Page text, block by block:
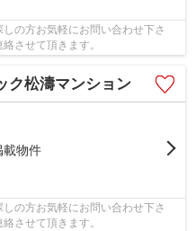
の方お気軽にお問い合わせ下さ
させて頂きます。
ク松濤マンション
載物件
の方お気軽にお問い合わせ下さ
させて頂きます。